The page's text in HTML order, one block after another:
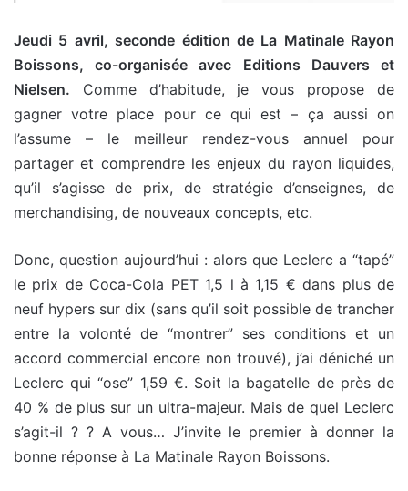
Jeudi 5 avril, seconde édition de La Matinale Rayon
Boissons, co-organisée avec Editions Dauvers et
Nielsen. Comme d’habitude, je vous propose de
gagner votre place pour ce qui est – ça aussi on
l’assume – le meilleur rendez-vous annuel pour
partager et comprendre les enjeux du rayon liquides,
qu’il s’agisse de prix, de stratégie d’enseignes, de
merchandising, de nouveaux concepts, etc.
Donc, question aujourd’hui : alors que Leclerc a “tapé”
le prix de Coca-Cola PET 1,5 l à 1,15 € dans plus de
neuf hypers sur dix (sans qu’il soit possible de trancher
entre la volonté de “montrer” ses conditions et un
accord commercial encore non trouvé), j’ai déniché un
Leclerc qui “ose” 1,59 €. Soit la bagatelle de près de
40 % de plus sur un ultra-majeur. Mais de quel Leclerc
s’agit-il ? ? A vous… J’invite le premier à donner la
bonne réponse à La Matinale Rayon Boissons.